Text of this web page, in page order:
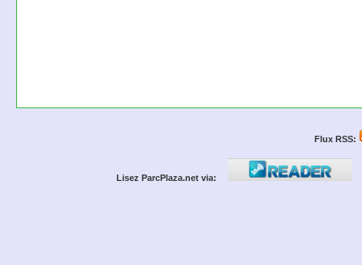
Flux RSS:
Lisez ParcPlaza.net via: